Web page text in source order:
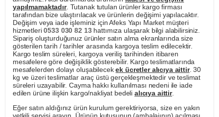
yapılmamaktadır. Tutanak tutulan ürünler kargo firması
tarafından bize ulaştırılacak ve ürünlerin değişimi yapılacaktır.
Değişim veya iade işleminiz için Afeks Yapı Market müşteri
hizmetleri0533 030 82 13hattımıza ulaşarak bilgi alabilirsiniz.
Sipariş oluşturduğunuz ürünler satın alma ekranlarında size
gösterilen tarih / tarihler arasında kargoya teslim edilecektir.
Kargo teslim süreleri, kargoya veriliş tarihinden itibaren
mesafelere göre değişiklik gösterebilir. Kargo teslimatlarında
mesafelerden dolayı oluşabilecekek ücretler alıcıya aittir. 30
kg ve üzeri teslimatlar araç üstü gerçekleşmektedir ve teslimat
süreleri uzayabilir. Cayma hakkı kullanılması nedeni ile iade
edilen ürüne ilişkin kargo/nakliyat bedeli alıcıya aittir.
Eğer satın aldığınız ürün kurulum gerektiriyorsa, size en yakın